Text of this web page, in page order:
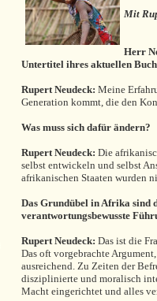
Mit
Herr
Untertitel ihres aktuellen
Rupert Neudeck: Meine
Generation kommt, die den
Was muss sich dafür ändern?
Rupert Neudeck: Die
selbst entwickeln und selbst
afrikanischen Staaten wurden
Das Grundübel in Afrika sind
verantwortungsbewusste
Rupert Neudeck: Das ist die
Das oft vorgebrachte
ausreichend. Zu Zeiten der
disziplinierte und moralisch
Macht eingerichtet und alles